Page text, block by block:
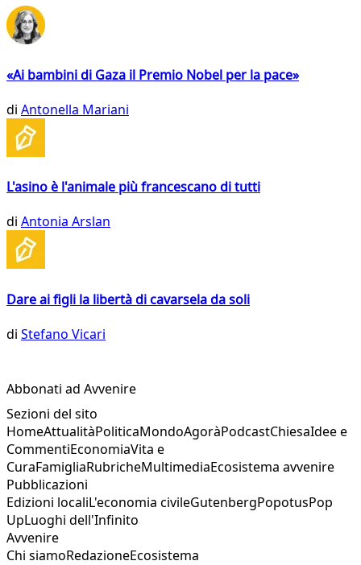
«Ai bambini di Gaza il Premio Nobel per la pace»
di Antonella Mariani
L'asino è l'animale più francescano di tutti
di Antonia Arslan
Dare ai figli la libertà di cavarsela da soli
di Stefano Vicari
Abbonati ad Avvenire
Sezioni del sito
HomeAttualitàPoliticaMondoAgoràPodcastChiesaIdee e
CommentiEconomiaVita e
CuraFamigliaRubricheMultimediaEcosistema avvenire
Pubblicazioni
Edizioni localiL'economia civileGutenbergPopotusPop
UpLuoghi dell'Infinito
Avvenire
Chi siamoRedazioneEcosistema